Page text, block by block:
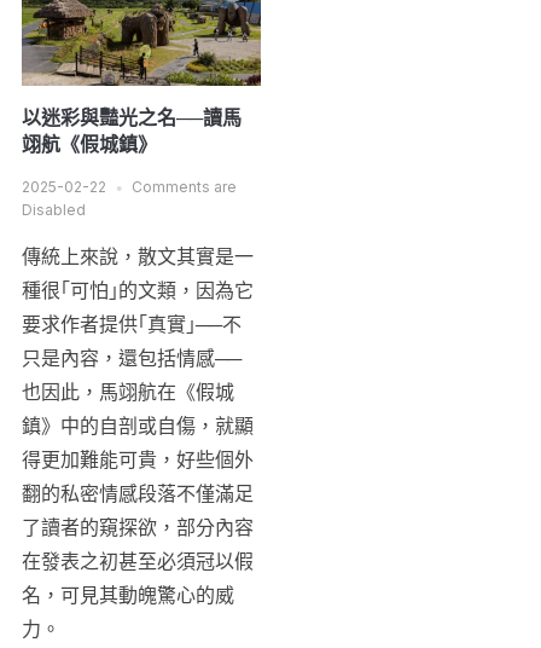
以迷彩與豔光之名──讀馬
翊航《假城鎮》
2025-02-22
Comments are
Disabled
傳統上來說，散文其實是一
種很｢可怕｣的文類，因為它
要求作者提供｢真實｣──不
只是內容，還包括情感──
也因此，馬翊航在《假城
鎮》中的自剖或自傷，就顯
得更加難能可貴，好些個外
翻的私密情感段落不僅滿足
了讀者的窺探欲，部分內容
在發表之初甚至必須冠以假
名，可見其動魄驚心的威
力。